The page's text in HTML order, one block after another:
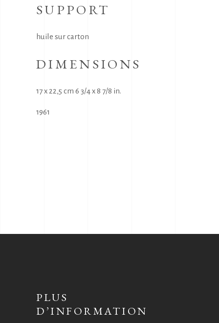
SUPPORT
huile sur carton
DIMENSIONS
17 x 22,5 cm 6 3/4 x 8 7/8 in.
1961
PLUS
D’INFORMATION